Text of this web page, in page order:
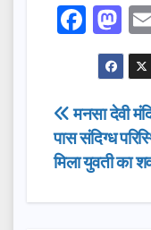
F
a
c
e
b
o
M
a
st
o
d
o
Post
मनसा देवी
पास संदिग्ध
मिला युवती का